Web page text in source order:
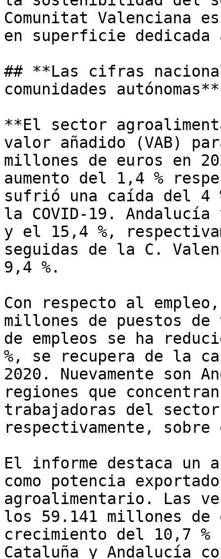
Comunitat Valenciana
en superficie
## **Las cifras
comunidades autónomas**
**El sector
valor añadido (VAB)
millones de euros en
aumento del 1,4 %
sufrió una caída del 4
la COVID-19.
y el 15,4 %,
seguidas de la C.
9,4 %.
Con respecto al
millones de puestos
de empleos se ha
%, se recupera de la
2020. Nuevamente son
regiones que
trabajadoras del
respectivamente,
El informe destaca un
como potencia
agroalimentario. Las
los 59.141 millones de
crecimiento del 10,7
Cataluña y Andalucía